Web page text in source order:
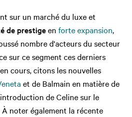
sur un marché du luxe et
de prestigeenforte expansion,
nombre d'acteurs du secteur
sur ce segment ces derniers
cours, citons les nouvelles
et de Balmain en matière de
de Celine sur le
noter également la récente